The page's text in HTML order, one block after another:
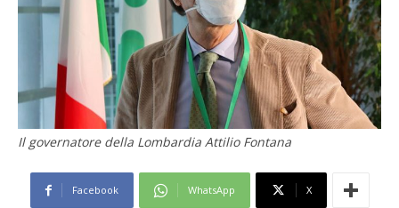
Il governatore della Lombardia Attilio Fontana
Facebook WhatsApp X